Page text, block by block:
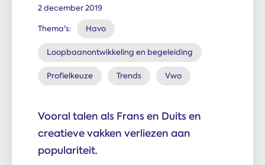
2 december 2019
Thema's: Havo
Loopbaanontwikkeling en begeleiding
Profielkeuze Trends Vwo
Vooral talen als Frans en Duits en
creatieve vakken verliezen aan
populariteit.